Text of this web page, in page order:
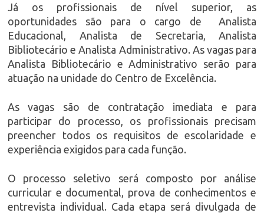
Já os profissionais de nível superior, as
oportunidades são para o cargo de Analista
Educacional, Analista de Secretaria, Analista
Bibliotecário e Analista Administrativo. As vagas para
Analista Bibliotecário e Administrativo serão para
atuação na unidade do Centro de Excelência.
As vagas são de contratação imediata e para
participar do processo, os profissionais precisam
preencher todos os requisitos de escolaridade e
experiência exigidos para cada função.
O processo seletivo será composto por análise
curricular e documental, prova de conhecimentos e
entrevista individual. Cada etapa será divulgada de